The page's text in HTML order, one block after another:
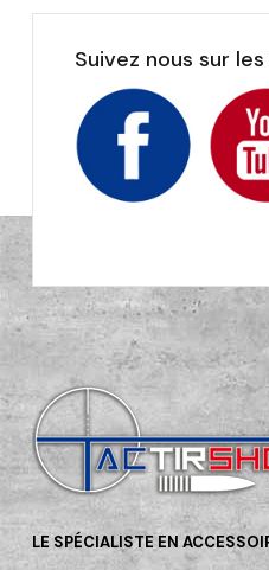
Suivez nous sur
LE SPÉCIALISTE EN